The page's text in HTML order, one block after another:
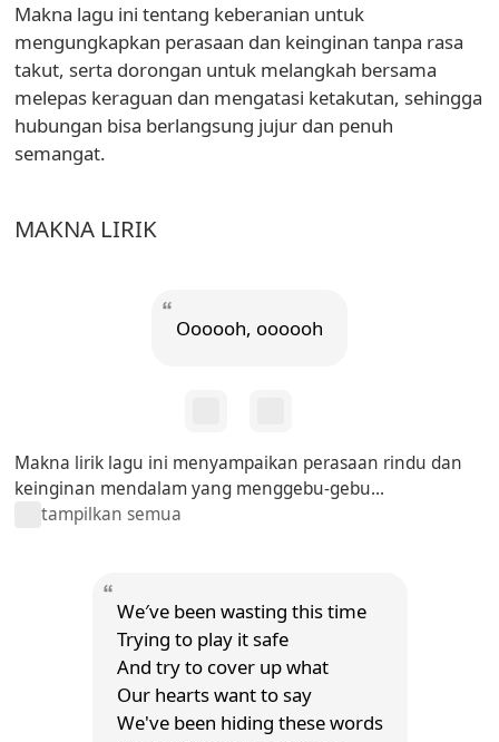
Makna lagu ini tentang keberanian untuk
mengungkapkan perasaan dan keinginan tanpa rasa
takut, serta dorongan untuk melangkah bersama
melepas keraguan dan mengatasi ketakutan, sehingga
hubungan bisa berlangsung jujur dan penuh
semangat.
MAKNA LIRIK
Oooooh, oooooh
Makna lirik lagu ini menyampaikan perasaan rindu dan
keinginan mendalam yang menggebu-gebu...
tampilkan semua
We′ve been wasting this time
Trying to play it safe
And try to cover up what
Our hearts want to say
We've been hiding these words